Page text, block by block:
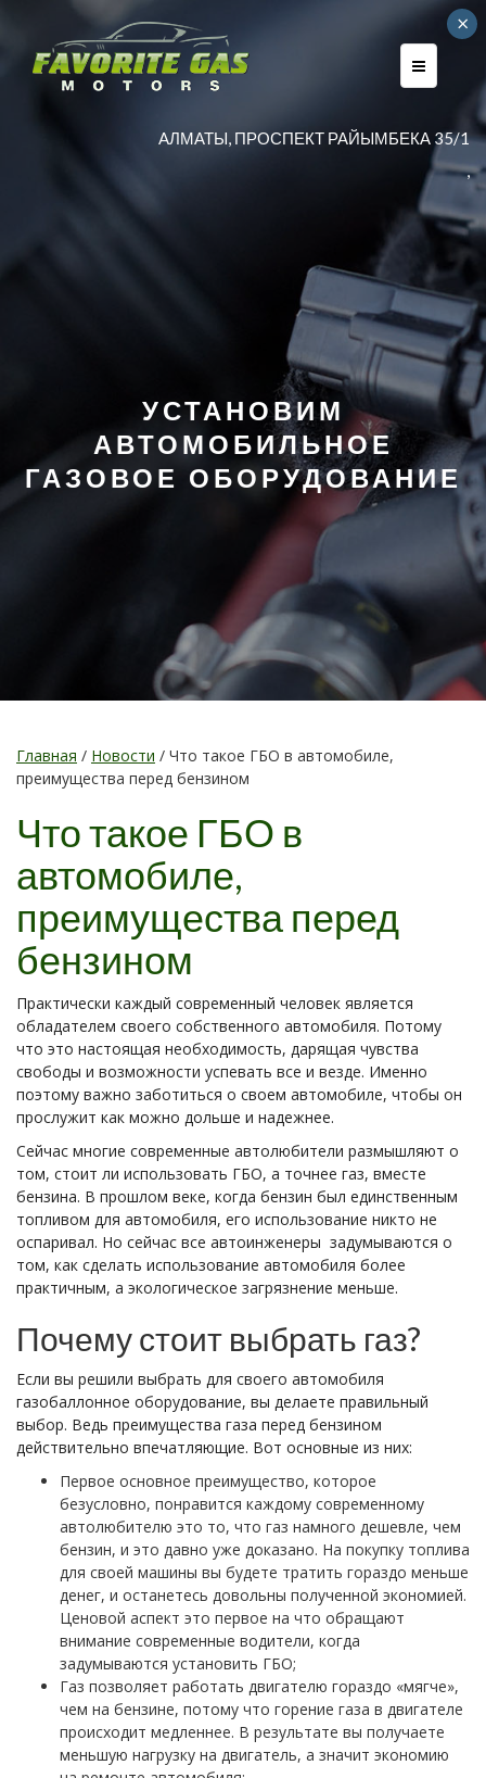
AЛМАТЫ, ПРОСПЕКТ РАЙЫМБЕКА 35/1
,
УСТАНОВИМ
АВТОМОБИЛЬНОЕ
ГАЗОВОЕ ОБОРУДОВАНИЕ
Главная / Новости / Что такое ГБО в автомобиле,
преимущества перед бензином
Что такое ГБО в
автомобиле,
преимущества перед
бензином
Практически каждый современный человек является
обладателем своего собственного автомобиля. Потому
что это настоящая необходимость, дарящая чувства
свободы и возможности успевать все и везде. Именно
поэтому важно заботиться о своем автомобиле, чтобы он
прослужит как можно дольше и надежнее.
Сейчас многие современные автолюбители размышляют о
том, стоит ли использовать ГБО, а точнее газ, вместе
бензина. В прошлом веке, когда бензин был единственным
топливом для автомобиля, его использование никто не
оспаривал. Но сейчас все автоинженеры задумываются о
том, как сделать использование автомобиля более
практичным, а экологическое загрязнение меньше.
Почему стоит выбрать газ?
Если вы решили выбрать для своего автомобиля
газобаллонное оборудование, вы делаете правильный
выбор. Ведь преимущества газа перед бензином
действительно впечатляющие. Вот основные из них:
Первое основное преимущество, которое
безусловно, понравится каждому современному
автолюбителю это то, что газ намного дешевле, чем
бензин, и это давно уже доказано. На покупку топлива
для своей машины вы будете тратить гораздо меньше
денег, и останетесь довольны полученной экономией.
Ценовой аспект это первое на что обращают
внимание современные водители, когда
задумываются установить ГБО;
Газ позволяет работать двигателю гораздо «мягче»,
чем на бензине, потому что горение газа в двигателе
происходит медленнее. В результате вы получаете
меньшую нагрузку на двигатель, а значит экономию
×